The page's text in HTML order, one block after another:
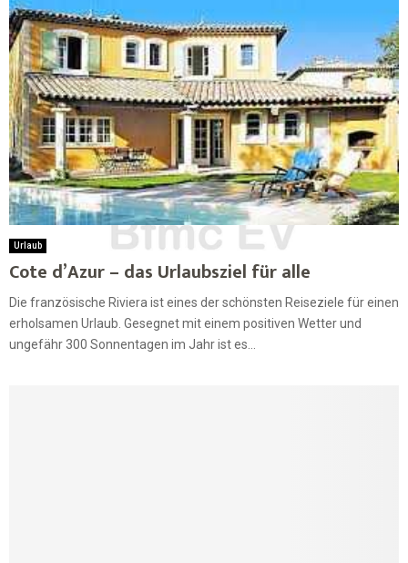
Urlaub
Cote d’Azur – das Urlaubsziel für alle
Die französische Riviera ist eines der schönsten Reiseziele für einen
erholsamen Urlaub. Gesegnet mit einem positiven Wetter und
ungefähr 300 Sonnentagen im Jahr ist es...